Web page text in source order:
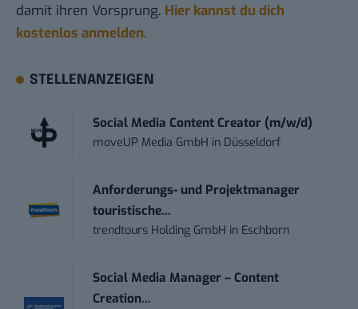
damit ihren Vorsprung. Hier kannst du dich
kostenlos anmelden.
STELLENANZEIGEN
Social Media Content Creator (m/w/d)
moveUP Media GmbH in Düsseldorf
Anforderungs- und Projektmanager
touristische...
trendtours Holding GmbH in Eschborn
Social Media Manager – Content
Creation...